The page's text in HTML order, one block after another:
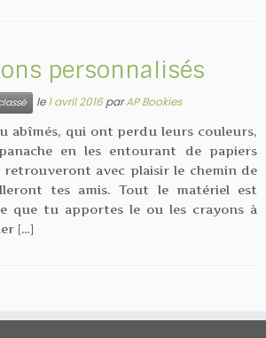
personnalisés
le1 avril 2016parAP Bookies
abîmés, qui ont perdu leurs couleurs,
en les entourant de papiers
retrouveront avec plaisir le chemin de
tes amis. Tout le matériel est
que tu apportes le ou les crayons à
[…]